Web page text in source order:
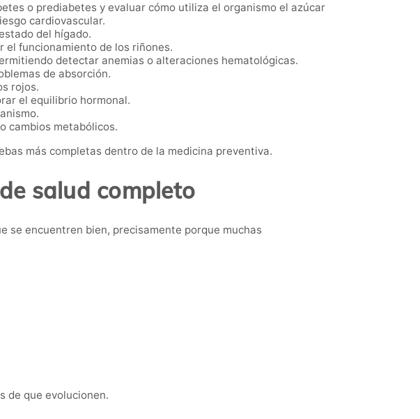
o prediabetes y evaluar cómo utiliza el organismo el azúcar
cardiovascular.
del hígado.
el funcionamiento de los riñones.
detectar anemias o alteraciones hematológicas.
de absorción.
rojos.
el equilibrio hormonal.
cambios metabólicos.
más completas dentro de la medicina preventiva.
salud completo
se encuentren bien, precisamente porque muchas
de que evolucionen.